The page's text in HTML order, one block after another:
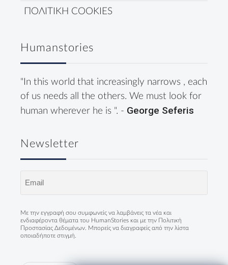
ΠΟΛΙΤΙΚΗ COOKIES
Humanstories
"In this world that increasingly narrows , each
of us needs all the others. We must look for
human wherever he is ". - George Seferis
Newsletter
Με την εγγραφή σου συμφωνείς να λαμβάνεις τα νέα και
ενδιαφέροντα θέματα του HumanStories και με την
Πολιτική
Προστασίας Δεδομένων. Μπορείς να διαγραφείς από την λίστα
οποιαδήποτε στιγμή.